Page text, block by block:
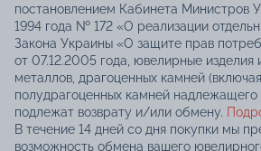
постановлением Кабинета Министров
1994 года № 172 «О реализации
Закона Украины «О защите прав
от 07.12.2005 года, ювелирные изделия
металлов, драгоценных камней
полудрагоценных камней надлежащего
подлежат возврату и/или обмену.
В течение 14 дней со дня покупки мы
возможность обмена вашего